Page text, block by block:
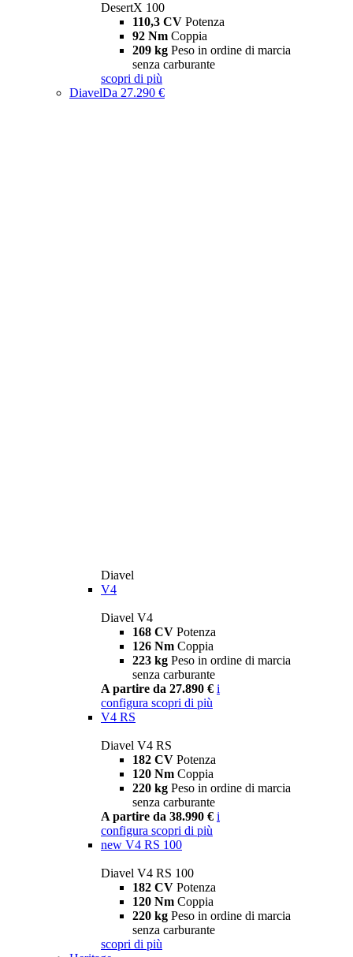
DesertX 100
110,3 CV Potenza
92 Nm Coppia
209 kg Peso in ordine di marcia
senza carburante
scopri di più
DiavelDa 27.290 €
Diavel
V4
Diavel V4
168 CV Potenza
126 Nm Coppia
223 kg Peso in ordine di marcia
senza carburante
A partire da 27.890 € i
configura scopri di più
V4 RS
Diavel V4 RS
182 CV Potenza
120 Nm Coppia
220 kg Peso in ordine di marcia
senza carburante
A partire da 38.990 € i
configura scopri di più
new V4 RS 100
Diavel V4 RS 100
182 CV Potenza
120 Nm Coppia
220 kg Peso in ordine di marcia
senza carburante
scopri di più